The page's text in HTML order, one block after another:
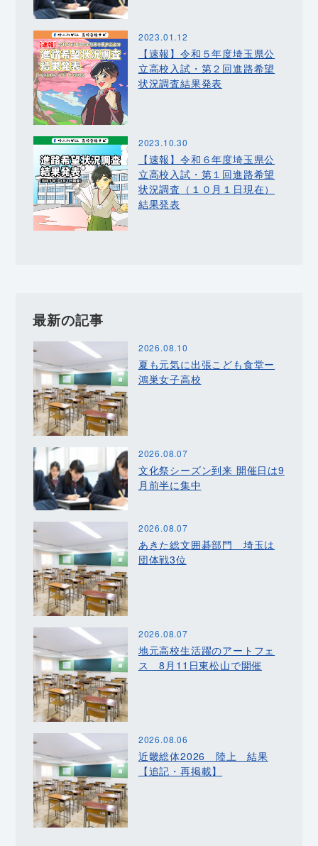
2023.01.12
【速報】令和５年度埼玉県公
立高校入試・第２回進路希望
状況調査結果発表
2023.10.30
【速報】令和６年度埼玉県公
立高校入試・第１回進路希望
状況調査（１０月１日現在）
結果発表
最新の記事
2026.08.10
夏も元気に出張こども食堂ー
鴻巣女子高校
2026.08.07
文化祭シーズン到来 開催日は9
月前半に集中
2026.08.07
あきた総文囲碁部門 埼玉は
団体戦3位
2026.08.07
地元高校生活躍のアートフェ
ス 8月11日東松山で開催
2026.08.06
近畿総体2026 陸上 結果
【追記・再掲載】